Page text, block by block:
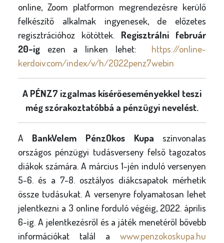
online, Zoom platformon megrendezésre kerülő
felkészítő alkalmak ingyenesek, de előzetes
regisztrációhoz kötöttek. Regisztrálni február
20-igezen a linken lehet: https://online-
kerdoiv.com/index/v/h/2022penz7webin
A PÉNZ7 izgalmas kísérőeseményekkel teszi
még szórakoztatóbbá a pénzügyi nevelést.
A BankVelem PénzOkos Kupa színvonalas
országos pénzügyi tudásverseny felső tagozatos
diákok számára. A március 1-jén induló versenyen
5-6. és a 7-8. osztályos diákcsapatok mérhetik
össze tudásukat. A versenyre folyamatosan lehet
jelentkezni a 3 online forduló végéig, 2022. április
6-ig. A jelentkezésről és a játék menetéről bővebb
információkat talál awww.penzokoskupa.hu